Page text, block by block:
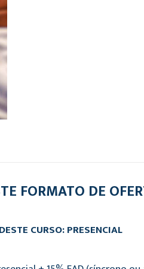
FORMATO DE
CURSO: PRESENCIAL